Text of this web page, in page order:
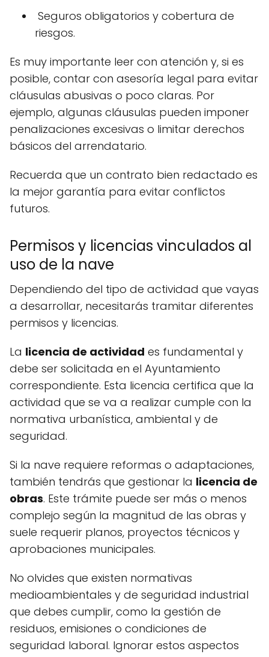
️ Seguros obligatorios y cobertura de
riesgos.
Es muy importante leer con atención y, si es
posible, contar con asesoría legal para evitar
cláusulas abusivas o poco claras. Por
ejemplo, algunas cláusulas pueden imponer
penalizaciones excesivas o limitar derechos
básicos del arrendatario.
Recuerda que un contrato bien redactado es
la mejor garantía para evitar conflictos
futuros.
Permisos y licencias vinculados al
uso de la nave
Dependiendo del tipo de actividad que vayas
a desarrollar, necesitarás tramitar diferentes
permisos y licencias.
La licencia de actividad es fundamental y
debe ser solicitada en el Ayuntamiento
correspondiente. Esta licencia certifica que la
actividad que se va a realizar cumple con la
normativa urbanística, ambiental y de
seguridad.
Si la nave requiere reformas o adaptaciones,
también tendrás que gestionar la licencia de
obras. Este trámite puede ser más o menos
complejo según la magnitud de las obras y
suele requerir planos, proyectos técnicos y
aprobaciones municipales.
No olvides que existen normativas
medioambientales y de seguridad industrial
que debes cumplir, como la gestión de
residuos, emisiones o condiciones de
seguridad laboral. Ignorar estos aspectos